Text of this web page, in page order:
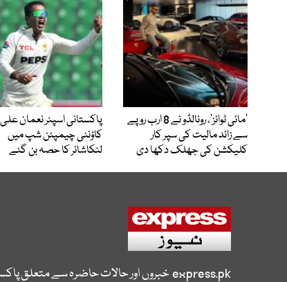
’مائی ٹوائز‘، رونالڈو نے 8 ارب روپے
سے زائد مالیت کی سپر کار
کلیکشن کی جھلک دکھا دی
پاکستانی اسپنر نعمان علی
کاؤنٹی چیمپئن شپ میں
لنکاشائر کا حصہ بن گئے
express.pkخبروں اور حالات حاضرہ سے متعلق